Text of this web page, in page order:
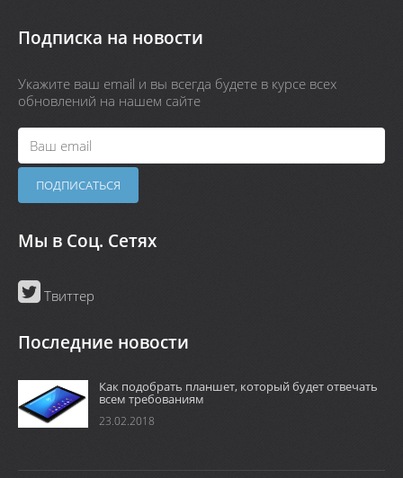
Подписка на новости
Укажите ваш email и вы всегда будете в курсе всех
обновлений на нашем сайте
Мы в Соц. Сетях
Твиттер
Последние новости
Как подобрать планшет, который будет отвечать
всем требованиям
23.02.2018